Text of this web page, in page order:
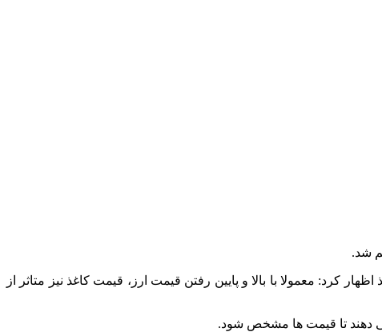
شد‌.
معمولا با بالا و پایین رفتن قیمت ارز، قیمت کاغذ نیز متاثر از